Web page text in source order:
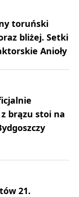
toruński
bliżej. Setki
Anioły
brązu stoi na
21.